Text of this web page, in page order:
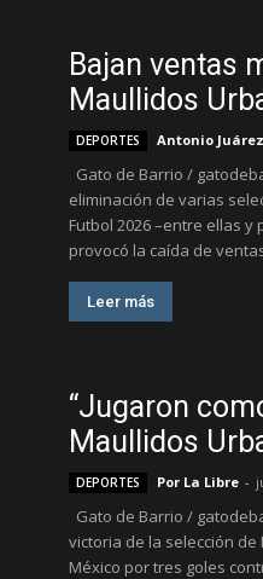
Bajan ventas
Maullidos
DEPORTES Antonio Juárez
Gato de Barrio /
eliminación de varias
Futbol 2026 –entre ellas
provocó la caída de
Leer más
“Jugaron
Maullidos
DEPORTES Por La Libre -
Gato de Barrio /
victoria de la selección
México por tres goles